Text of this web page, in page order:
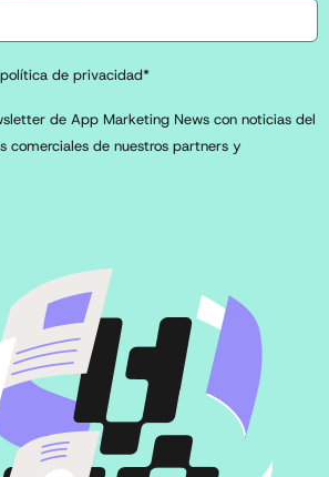
de privacidad*
de App Marketing News con noticias del
comerciales de nuestros partners y